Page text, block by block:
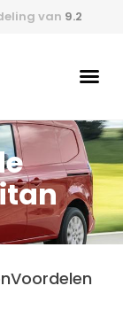
van 9.2
Voordelen